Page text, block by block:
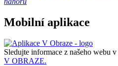
Mobilní aplikace
Sledujte informace z našeho webu v
V OBRAZE.